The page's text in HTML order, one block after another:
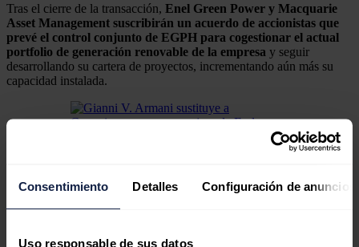
Consentimiento Detalles Configuración de anuncios
Uso responsable de sus datos
Tras el cierre de la transacción, Enel Green Power y Macquarie
Asset Management suscribirán un acuerdo de accionistas que
prevé el control conjunto de EGPH para cogestionar el actual
portfolio de generación renovable de la empresa y seguir
desarrollando su cartera de proyectos, incrementando aún más su
capacidad instalada.
consejero de Endesa en representación de Enel
Antonio Cammisecra ha presentado su dimisión como
vocal del consejo de administración de Endesa al